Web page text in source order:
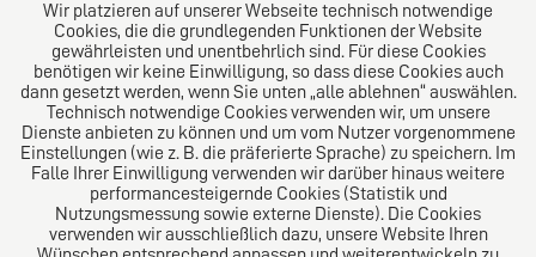
Über uns
Das Kanzlei-Vertrauensnetzwerk. Aus Europa für die
Welt. Für den erfolgreichen Mittelstand.
Folgen Sie uns auf
Wir platzieren auf unserer Webseite technisch notwendige
Cookies, die die grundlegenden Funktionen der Website
gewährleisten und unentbehrlich sind. Für diese Cookies
benötigen wir keine Einwilligung, so dass diese Cookies auch
dann gesetzt werden, wenn Sie unten „alle ablehnen“ auswählen.
Technisch notwendige Cookies verwenden wir, um unsere
Dienste anbieten zu können und um vom Nutzer vorgenommene
Einstellungen (wie z. B. die präferierte Sprache) zu speichern. Im
Falle Ihrer Einwilligung verwenden wir darüber hinaus weitere
performancesteigernde Cookies (Statistik und
Nutzungsmessung sowie externe Dienste). Die Cookies
verwenden wir ausschließlich dazu, unsere Website Ihren